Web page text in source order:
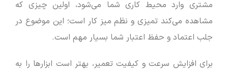
مشتری وارد محیط کاری شما می‌شود، اولین چیزی که
مشاهده می‌کند تمیزی و نظم میز کار است؛ این موضوع در
جلب اعتماد و حفظ اعتبار شما بسیار مهم است.
برای افزایش سرعت و کیفیت تعمیر، بهتر است ابزارها را به